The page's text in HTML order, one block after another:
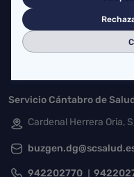
Federico Vial 13, 39009
Servicio Cántabro de
Cardenal Herrera Oria,
942202770